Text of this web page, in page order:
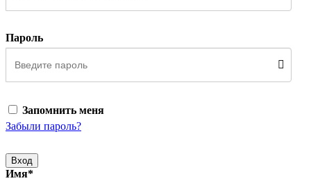
Пароль
Запомнить меня
Забыли пароль?
Вход
Имя*